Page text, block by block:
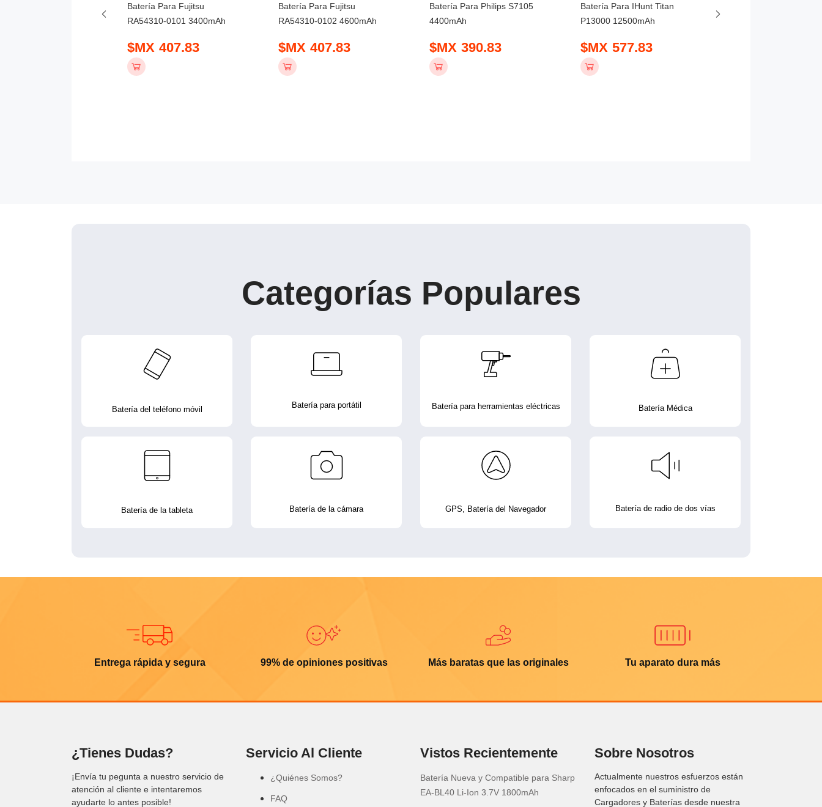
Batería Para Fujitsu
RA54310-0101 3400mAh
$MX 407.83
Batería Para Fujitsu
RA54310-0102 4600mAh
$MX 407.83
Batería Para Philips S7105
4400mAh
$MX 390.83
Batería Para IHunt Titan
P13000 12500mAh
$MX 577.83
Categorías Populares
Batería del teléfono móvil Batería para portátil Batería para herramientas eléctricas Batería Médica
Batería de la tableta Batería de la cámara GPS, Batería del Navegador Batería de radio de dos vías
Entrega rápida y segura 99% de opiniones positivas Más baratas que las originales Tu aparato dura más
¿Tienes Dudas?
¡Envía tu pegunta a nuestro servicio de
atención al cliente e intentaremos
ayudarte lo antes posible!
Servicio Al Cliente
¿Quiénes Somos?
FAQ
Vistos Recientemente
Batería Nueva y Compatible para Sharp
EA-BL40 Li-Ion 3.7V 1800mAh
Sobre Nosotros
Actualmente nuestros esfuerzos están
enfocados en el suministro de
Cargadores y Baterías desde nuestra